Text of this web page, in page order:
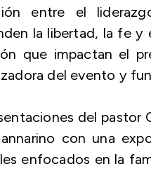
entre el
la libertad, la fe y
que impactan el
del evento y
del
con una
enfocados en la